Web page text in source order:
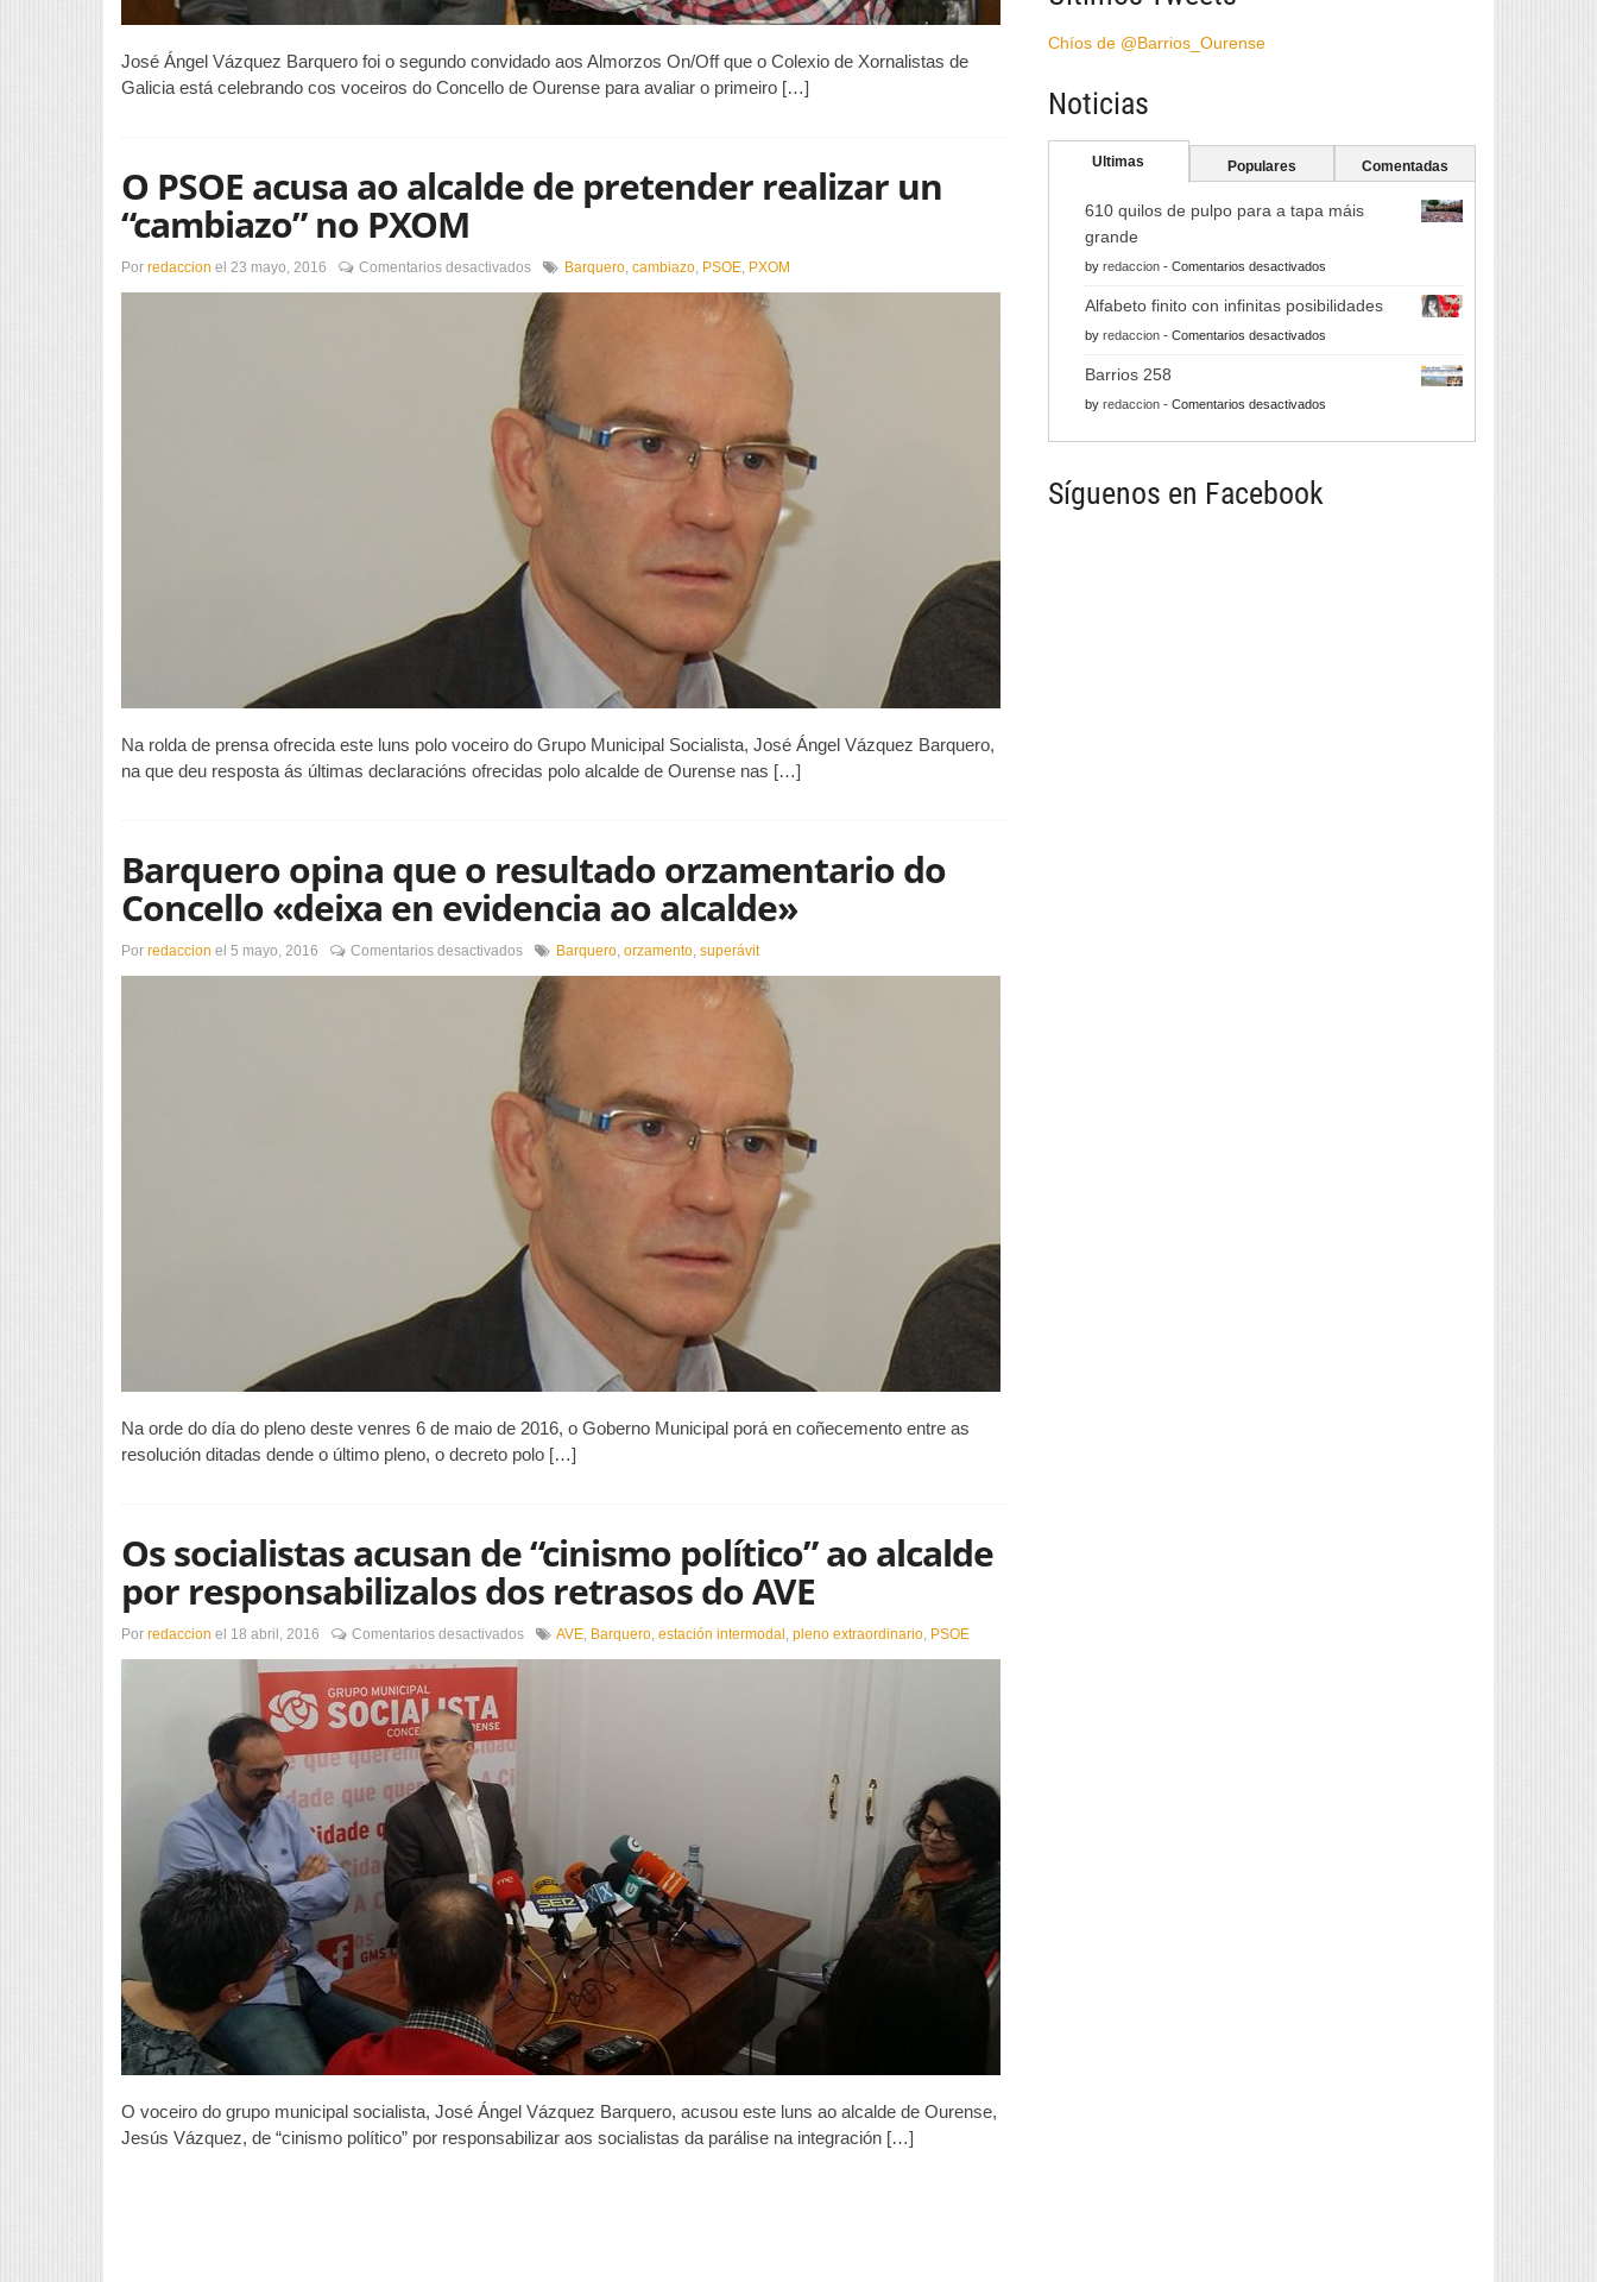
José Ángel Vázquez Barquero foi o segundo convidado aos Almorzos On/Off que o Colexio de Xornalistas de
Galicia está celebrando cos voceiros do Concello de Ourense para avaliar o primeiro […]
O PSOE acusa ao alcalde de pretender realizar un
“cambiazo” no PXOM
Por redaccion el 23 mayo, 2016 Comentarios desactivadosen
PSOE
acusa
ao
alcalde
de
pretender
realizar
un
“cambiazo”
no
PXOM
Barquero cambiazo PSOE PXOM
Na rolda de prensa ofrecida este luns polo voceiro do Grupo Municipal Socialista, José Ángel Vázquez Barquero,
na que deu resposta ás últimas declaracións ofrecidas polo alcalde de Ourense nas […]
Barquero opina que o resultado orzamentario do
Concello «deixa en evidencia ao alcalde»
Por redaccion el 5 mayo, 2016 Comentarios desactivadosen
opina
que
o
resultado
orzamentario
do
Concello
«deixa
en
evidencia
ao
alcalde»
Barquero orzamento superávit
Na orde do día do pleno deste venres 6 de maio de 2016, o Goberno Municipal porá en coñecemento entre as
resolución ditadas dende o último pleno, o decreto polo […]
Os socialistas acusan de “cinismo político” ao alcalde
por responsabilizalos dos retrasos do AVE
Por redaccion el 18 abril, 2016 Comentarios desactivadosen
responsabilizalos
retrasos
do
AVE
AVE Barquero estación intermodal pleno extraordinario PSOE
O voceiro do grupo municipal socialista, José Ángel Vázquez Barquero, acusou este luns ao alcalde de Ourense,
Jesús Vázquez, de “cinismo político” por responsabilizar aos socialistas da parálise na integración […]
Chíos de @Barrios_Ourense
Noticias
Ultimas Populares Comentadas
610 quilos de pulpo para a tapa máis
grande
by redaccion - Comentarios desactivados
610
Alfabeto finito con infinitas posibilidades
by redaccion - Comentarios desactivados
Alfabeto
infinitas
Barrios 258
by redaccion - Comentarios desactivados
Síguenos en Facebook